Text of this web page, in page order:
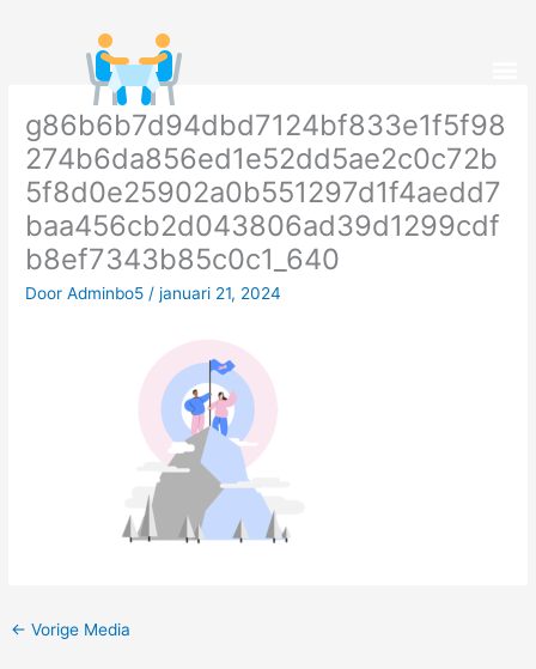
g86b6b7d94dbd7124bf833e1f5f98
274b6da856ed1e52dd5ae2c0c72b
5f8d0e25902a0b551297d1f4aedd7
baa456cb2d043806ad39d1299cdf
b8ef7343b85c0c1_640
DoorAdminbo5 /januari 21, 2024
← Vorige Media